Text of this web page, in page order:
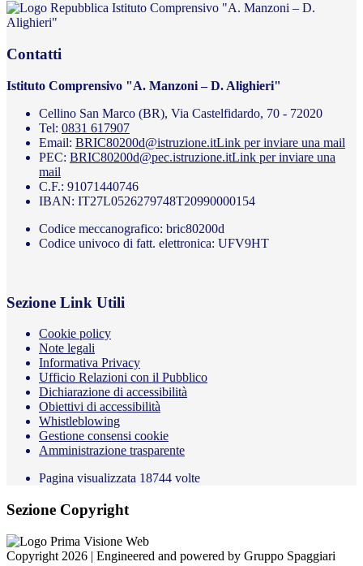
Istituto Comprensivo "A. Manzoni – D.
Alighieri"
Contatti
Istituto Comprensivo "A. Manzoni – D. Alighieri"
Cellino San Marco (BR), Via Castelfidardo, 70 - 72020
Tel: 0831 617907
Email: BRIC80200d@istruzione.itLink per inviare una mail
PEC: BRIC80200d@pec.istruzione.itLink per inviare una
mail
C.F.: 91071440746
IBAN: IT27L0526279748T20990000154
Codice meccanografico: bric80200d
Codice univoco di fatt. elettronica: UFV9HT
Sezione Link Utili
Cookie policy
Note legali
Informativa Privacy
Ufficio Relazioni con il Pubblico
Dichiarazione di accessibilità
Obiettivi di accessibilità
Whistleblowing
Gestione consensi cookie
Amministrazione trasparente
Pagina visualizzata 18744 volte
Sezione Copyright
Copyright 2026 | Engineered and powered by Gruppo Spaggiari